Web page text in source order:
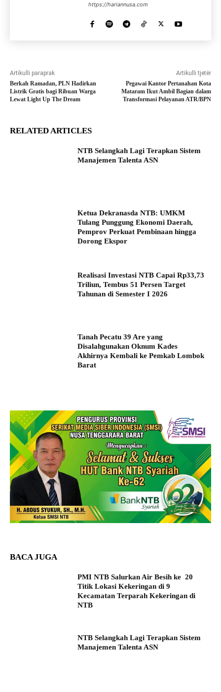
https://hariannusa.com
Artikulli paraprak
Berkah Ramadan, PLN Hadirkan
Listrik Gratis bagi Ribuan Warga
Lewat Light Up The Dream
Artikulli tjetër
Pegawai Kantor Pertanahan Kota
Mataram Ikut Ambil Bagian dalam
Transformasi Pelayanan ATR/BPN
RELATED ARTICLES
NTB Selangkah Lagi Terapkan Sistem
Manajemen Talenta ASN
Ketua Dekranasda NTB: UMKM
Tulang Punggung Ekonomi Daerah,
Pemprov Perkuat Pembinaan hingga
Dorong Ekspor
Realisasi Investasi NTB Capai Rp33,73
Triliun, Tembus 51 Persen Target
Tahunan di Semester I 2026
Tanah Pecatu 39 Are yang
Disalahgunakan Oknum Kades
Akhirnya Kembali ke Pemkab Lombok
Barat
BACA JUGA
PMI NTB Salurkan Air Besih ke 20
Titik Lokasi Kekeringan di 9
Kecamatan Terparah Kekeringan di
NTB
NTB Selangkah Lagi Terapkan Sistem
Manajemen Talenta ASN